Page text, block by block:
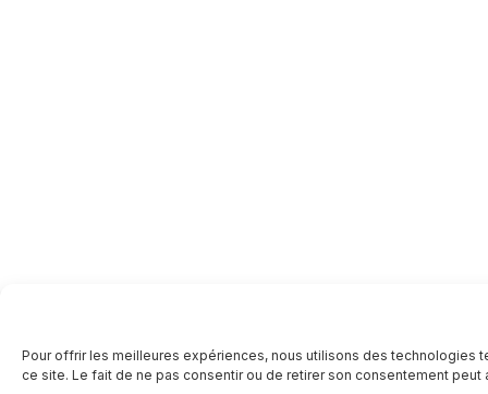
Pour offrir les meilleures expériences, nous utilisons des technologies
ce site. Le fait de ne pas consentir ou de retirer son consentement